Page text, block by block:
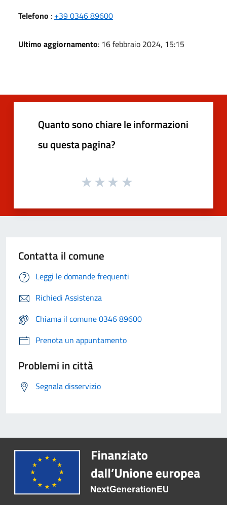
Telefono : +39 0346 89600
Ultimo aggiornamento: 16 febbraio 2024, 15:15
Quanto sono chiare le informazioni
su questa pagina?
Contatta il comune
Leggi le domande frequenti
Richiedi Assistenza
Chiama il comune 0346 89600
Prenota un appuntamento
Problemi in città
Segnala disservizio